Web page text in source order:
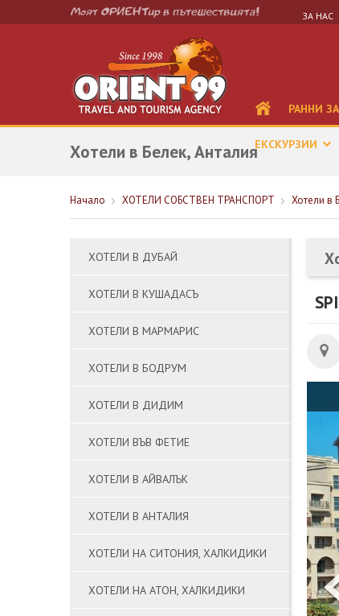
ЗА НАС
РАННИ
ЕКСКУРЗИИ
Хотели в Белек, Анталия
Начало ХОТЕЛИ СОБСТВЕН ТРАНСПОРТ Хотели в
ХОТЕЛИ В ДУБАЙ
ХОТЕЛИ В КУШАДАСЪ
ХОТЕЛИ В МАРМАРИС
ХОТЕЛИ В БОДРУМ
ХОТЕЛИ В ДИДИМ
ХОТЕЛИ ВЪВ ФЕТИЕ
ХОТЕЛИ В АЙВАЛЪК
ХОТЕЛИ В АНТАЛИЯ
ХОТЕЛИ НА СИТОНИЯ, ХАЛКИДИКИ
ХОТЕЛИ НА АТОН, ХАЛКИДИКИ